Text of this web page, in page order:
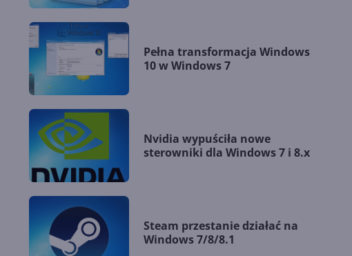
Pełna transformacja Windows
10 w Windows 7
Nvidia wypuściła nowe
sterowniki dla Windows 7 i 8.x
Steam przestanie działać na
Windows 7/8/8.1